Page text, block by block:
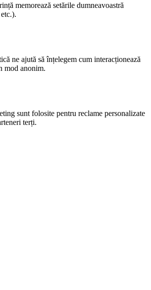
memorează setările dumneavoastră
ne ajută să înțelegem cum interacționează
mod anonim.
sunt folosite pentru reclame personalizate
terți.